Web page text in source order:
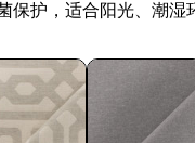
保护，适合阳光、潮湿